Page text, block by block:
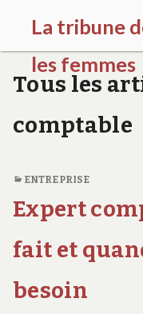
La tribune
les femmes
l
t
b
u
n
e
o
m
n
Tous les
comptable
ENTREPRISE
Expert
fait et
besoin